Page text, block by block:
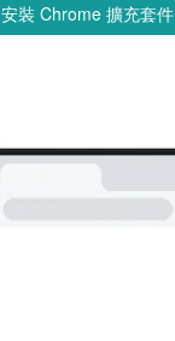
安裝 Chrome 擴充套件